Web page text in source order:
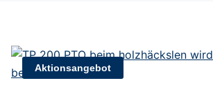
Aktionsangebot